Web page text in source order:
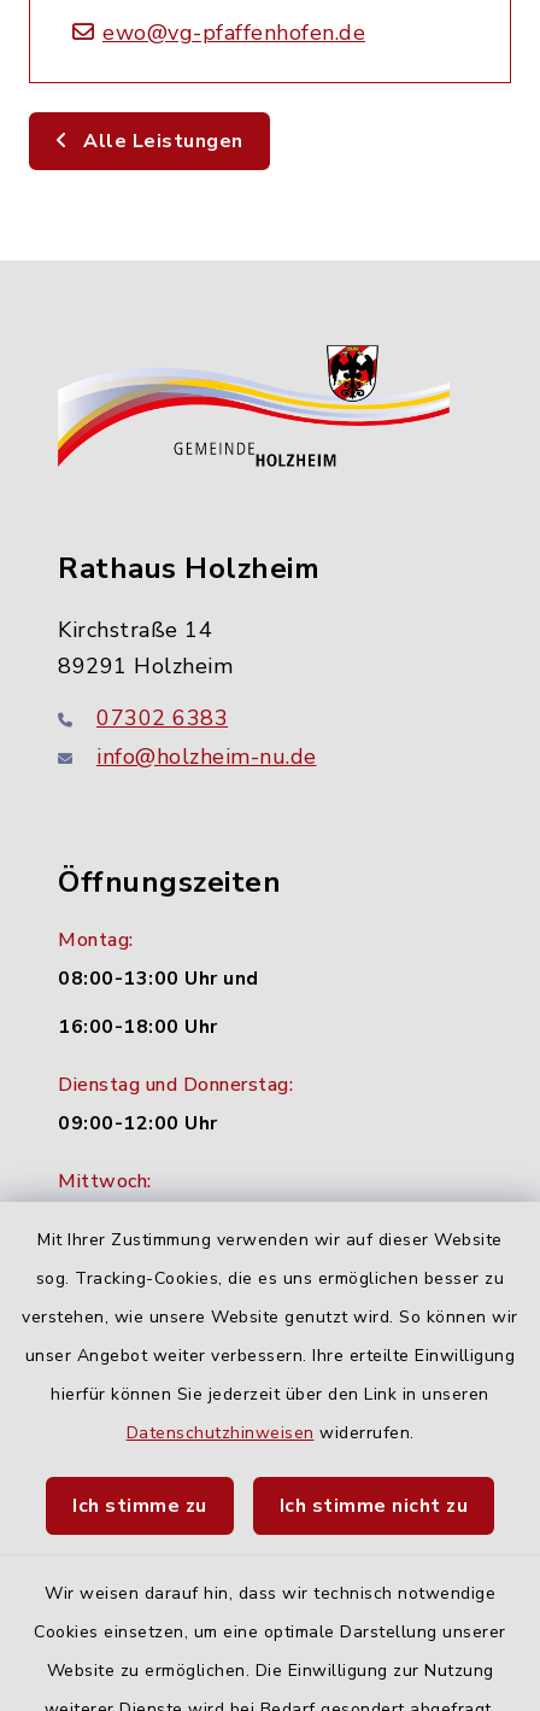
Mit Ihrer Zustimmung verwenden wir auf dieser Website
sog. Tracking-Cookies, die es uns ermöglichen besser zu
verstehen, wie unsere Website genutzt wird. So können wir
unser Angebot weiter verbessern. Ihre erteilte Einwilligung
hierfür können Sie jederzeit über den Link in unseren
Datenschutzhinweisen widerrufen.
Ich stimme zu Ich stimme nicht zu
Wir weisen darauf hin, dass wir technisch notwendige
Cookies einsetzen, um eine optimale Darstellung unserer
Website zu ermöglichen. Die Einwilligung zur Nutzung
ewo@vg-pfaffenhofen.de
Alle Leistungen
Rathaus Holzheim
Kirchstraße 14
89291 Holzheim
07302 6383
info@holzheim-nu.de
Öffnungszeiten
Montag:
08:00-13:00 Uhr und
16:00-18:00 Uhr
Dienstag und Donnerstag:
09:00-12:00 Uhr
Mittwoch:
Freitag:
geschlossen
Quicklinks
Fahrplanauskunft DING